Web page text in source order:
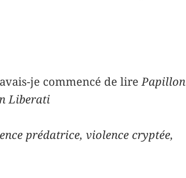
je commencé de lire Papillon
Liberati
prédatrice, violence cryptée,